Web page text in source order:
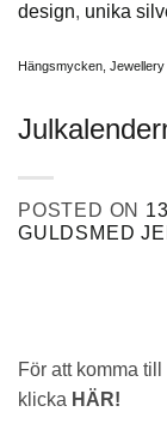
design, unika
Hängsmycken
POSTED ON
GULDSMED
För att komma
klicka HÄR!